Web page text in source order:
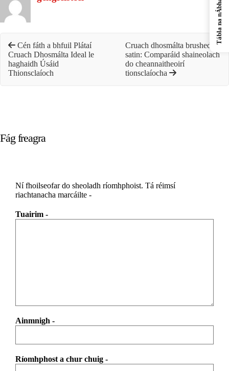
Cén fáth a bhfuil Plátaí
Cruach Dhosmálta Ideal le
haghaidh Úsáid
Thionsclaíoch
Cruach dhosmálta brushed vs
satin: Comparáid shaineolach
do cheannaitheoirí
tionsclaíocha
Fág freagra
Ní fhoilseofar do sheoladh ríomhphoist. Tá réimsí
riachtanacha marcáilte -
Tuairim -
Ainmnigh -
Ríomhphost a chur chuig -
Tábla na nÁbhar